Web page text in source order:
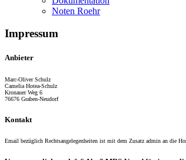
Noten Roehr
Impressum
Anbieter
Marc-Oliver Schulz
Camelia Hotea-Schulz
Kronauer Weg 6
76676 Graben-Neudorf
Kontakt
Email bezüglich Rechtsangelegenheiten ist mit dem Zusatz admin an die